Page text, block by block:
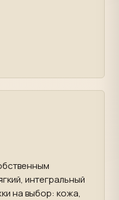
интегральный
на выбор: кожа,